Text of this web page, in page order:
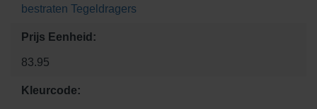
bestraten Tegeldragers
Prijs Eenheid:
83.95
Kleurcode: